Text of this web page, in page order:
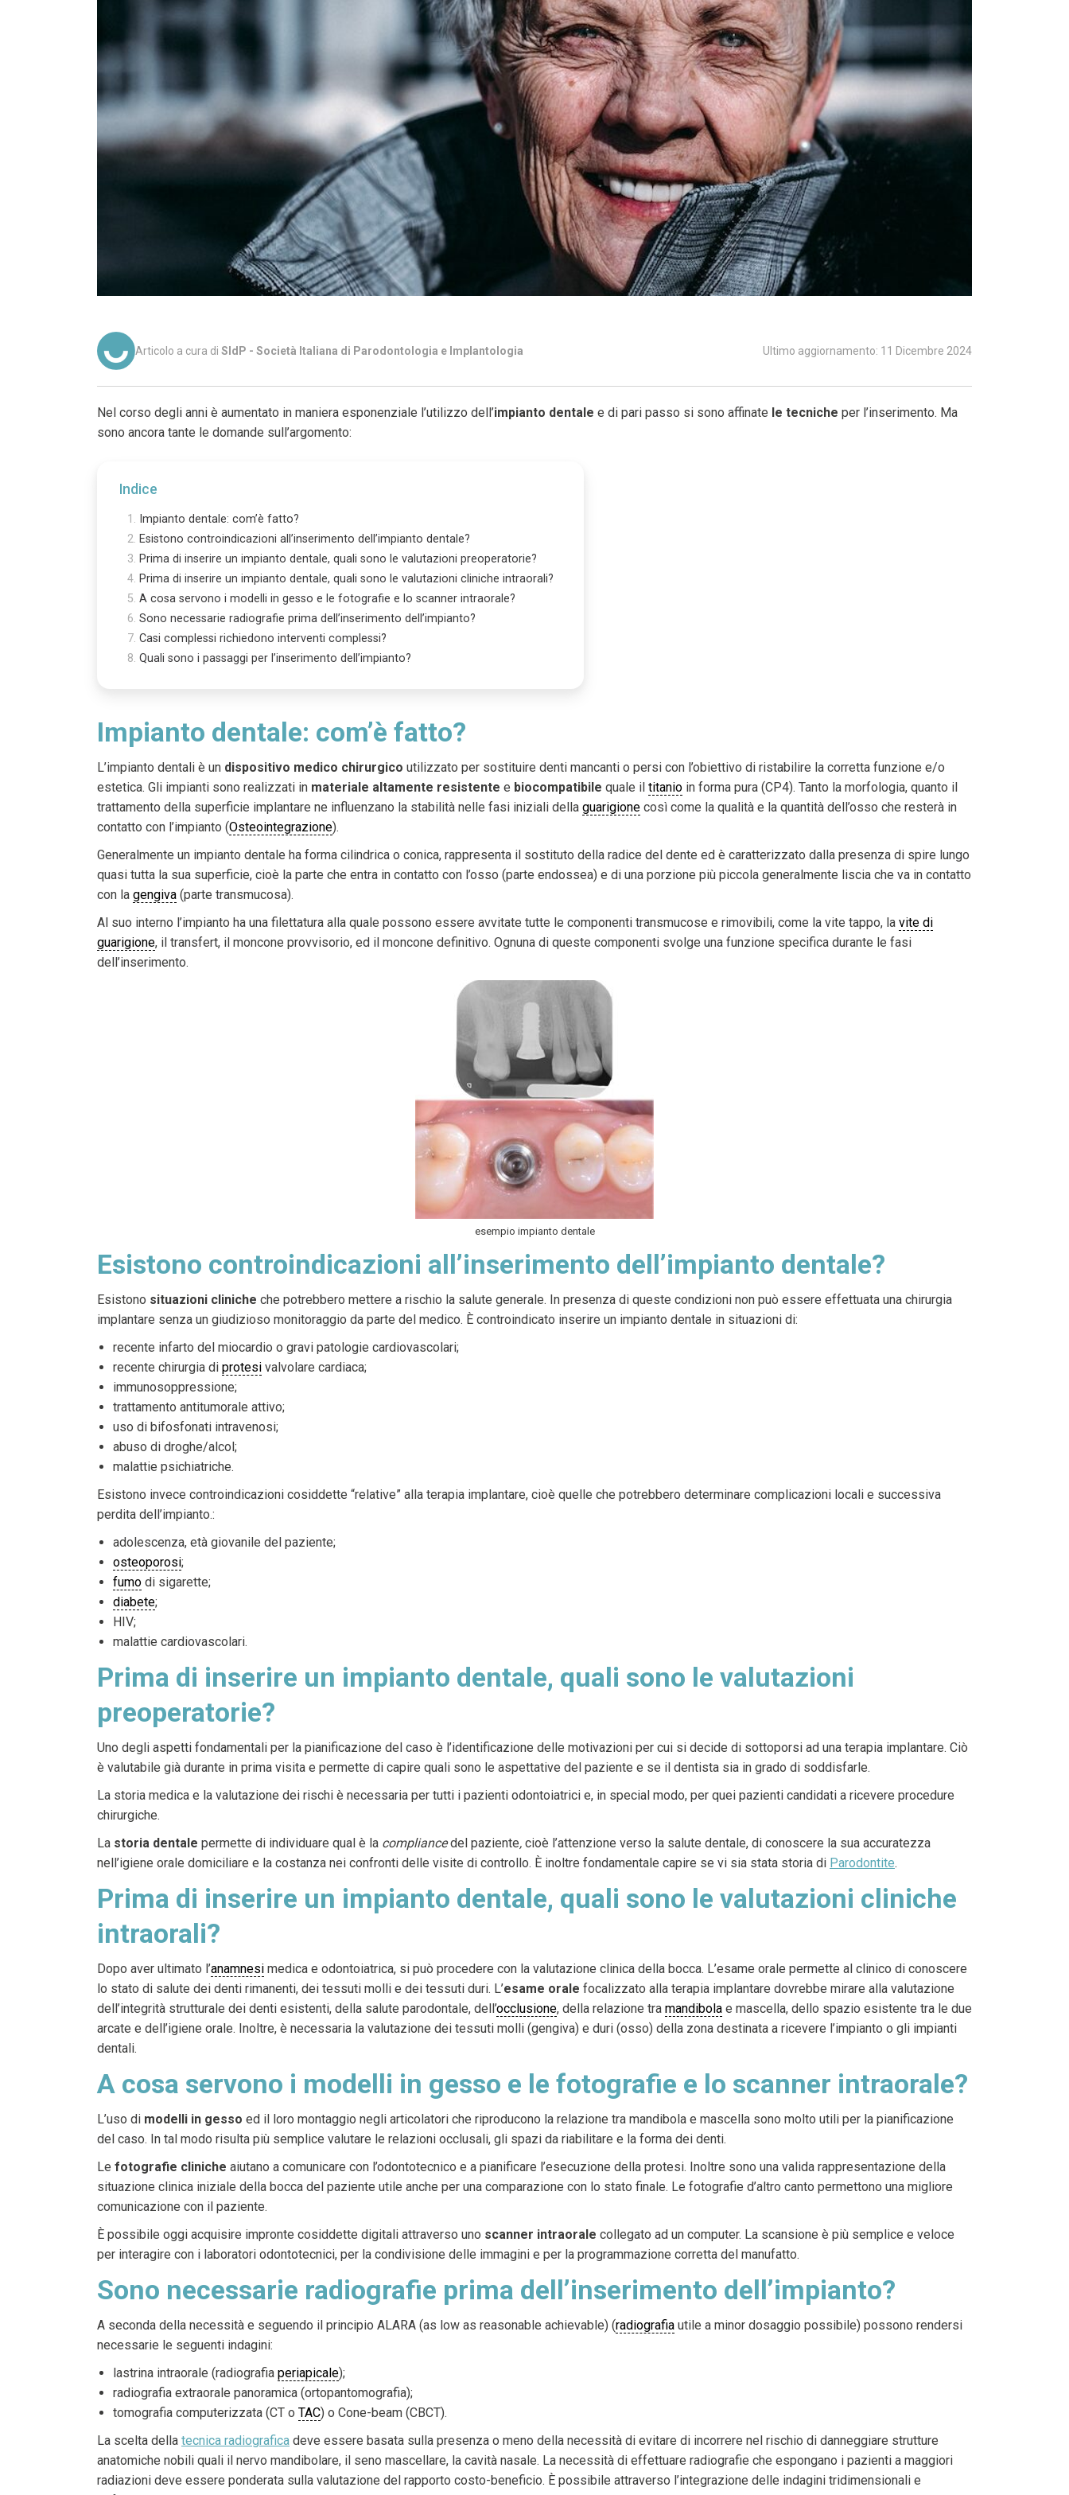
Articolo a cura di SIdP - Società Italiana di Parodontologia e Implantologia Ultimo aggiornamento: 11 Dicembre 2024
Nel corso degli anni è aumentato in maniera esponenziale l’utilizzo dell’impianto dentale e di pari passo si sono affinate le tecniche per l’inserimento. Ma
sono ancora tante le domande sull’argomento:
Indice
Impianto dentale: com’è fatto?
Esistono controindicazioni all’inserimento dell’impianto dentale?
Prima di inserire un impianto dentale, quali sono le valutazioni preoperatorie?
Prima di inserire un impianto dentale, quali sono le valutazioni cliniche intraorali?
A cosa servono i modelli in gesso e le fotografie e lo scanner intraorale?
Sono necessarie radiografie prima dell’inserimento dell’impianto?
Casi complessi richiedono interventi complessi?
Quali sono i passaggi per l’inserimento dell’impianto?
Impianto dentale: com’è fatto?
L’impianto dentali è un dispositivo medico chirurgico utilizzato per sostituire denti mancanti o persi con l’obiettivo di ristabilire la corretta funzione e/o
estetica. Gli impianti sono realizzati in materiale altamente resistente e biocompatibile quale il titanio in forma pura (CP4). Tanto la morfologia, quanto il
trattamento della superficie implantare ne influenzano la stabilità nelle fasi iniziali della guarigione così come la qualità e la quantità dell’osso che resterà in
contatto con l’impianto (Osteointegrazione).
Generalmente un impianto dentale ha forma cilindrica o conica, rappresenta il sostituto della radice del dente ed è caratterizzato dalla presenza di spire lungo
quasi tutta la sua superficie, cioè la parte che entra in contatto con l’osso (parte endossea) e di una porzione più piccola generalmente liscia che va in contatto
con la gengiva (parte transmucosa).
Al suo interno l’impianto ha una filettatura alla quale possono essere avvitate tutte le componenti transmucose e rimovibili, come la vite tappo, la vite di
guarigione, il transfert, il moncone provvisorio, ed il moncone definitivo. Ognuna di queste componenti svolge una funzione specifica durante le fasi
dell’inserimento.
esempio impianto dentale
Esistono controindicazioni all’inserimento dell’impianto dentale?
Esistono situazioni cliniche che potrebbero mettere a rischio la salute generale. In presenza di queste condizioni non può essere effettuata una chirurgia
implantare senza un giudizioso monitoraggio da parte del medico. È controindicato inserire un impianto dentale in situazioni di:
recente infarto del miocardio o gravi patologie cardiovascolari;
recente chirurgia di protesi valvolare cardiaca;
immunosoppressione;
trattamento antitumorale attivo;
uso di bifosfonati intravenosi;
abuso di droghe/alcol;
malattie psichiatriche.
Esistono invece controindicazioni cosiddette “relative” alla terapia implantare, cioè quelle che potrebbero determinare complicazioni locali e successiva
perdita dell’impianto.:
adolescenza, età giovanile del paziente;
osteoporosi;
fumo di sigarette;
diabete;
HIV;
malattie cardiovascolari.
Prima di inserire un impianto dentale, quali sono le valutazioni
preoperatorie?
Uno degli aspetti fondamentali per la pianificazione del caso è l’identificazione delle motivazioni per cui si decide di sottoporsi ad una terapia implantare. Ciò
è valutabile già durante in prima visita e permette di capire quali sono le aspettative del paziente e se il dentista sia in grado di soddisfarle.
La storia medica e la valutazione dei rischi è necessaria per tutti i pazienti odontoiatrici e, in special modo, per quei pazienti candidati a ricevere procedure
chirurgiche.
La storia dentale permette di individuare qual è la compliancedel paziente, cioè l’attenzione verso la salute dentale, di conoscere la sua accuratezza
nell’igiene orale domiciliare e la costanza nei confronti delle visite di controllo. È inoltre fondamentale capire se vi sia stata storia di Parodontite.
Prima di inserire un impianto dentale, quali sono le valutazioni cliniche
intraorali?
Dopo aver ultimato l’anamnesi medica e odontoiatrica, si può procedere con la valutazione clinica della bocca. L’esame orale permette al clinico di conoscere
lo stato di salute dei denti rimanenti, dei tessuti molli e dei tessuti duri. L’esame orale focalizzato alla terapia implantare dovrebbe mirare alla valutazione
dell’integrità strutturale dei denti esistenti, della salute parodontale, dell’occlusione, della relazione tra mandibola e mascella, dello spazio esistente tra le due
arcate e dell’igiene orale. Inoltre, è necessaria la valutazione dei tessuti molli (gengiva) e duri (osso) della zona destinata a ricevere l’impianto o gli impianti
dentali.
A cosa servono i modelli in gesso e le fotografie e lo scanner intraorale?
L’uso di modelli in gesso ed il loro montaggio negli articolatori che riproducono la relazione tra mandibola e mascella sono molto utili per la pianificazione
del caso. In tal modo risulta più semplice valutare le relazioni occlusali, gli spazi da riabilitare e la forma dei denti.
Le fotografie cliniche aiutano a comunicare con l’odontotecnico e a pianificare l’esecuzione della protesi. Inoltre sono una valida rappresentazione della
situazione clinica iniziale della bocca del paziente utile anche per una comparazione con lo stato finale. Le fotografie d’altro canto permettono una migliore
comunicazione con il paziente.
È possibile oggi acquisire impronte cosiddette digitali attraverso uno scanner intraorale collegato ad un computer. La scansione è più semplice e veloce
per interagire con i laboratori odontotecnici, per la condivisione delle immagini e per la programmazione corretta del manufatto.
Sono necessarie radiografie prima dell’inserimento dell’impianto?
A seconda della necessità e seguendo il principio ALARA (as low as reasonable achievable) (radiografia utile a minor dosaggio possibile) possono rendersi
necessarie le seguenti indagini:
lastrina intraorale (radiografia periapicale);
radiografia extraorale panoramica (ortopantomografia);
tomografia computerizzata (CT o TAC) o Cone-beam (CBCT).
La scelta della tecnica radiografica deve essere basata sulla presenza o meno della necessità di evitare di incorrere nel rischio di danneggiare strutture
anatomiche nobili quali il nervo mandibolare, il seno mascellare, la cavità nasale. La necessità di effettuare radiografie che espongano i pazienti a maggiori
radiazioni deve essere ponderata sulla valutazione del rapporto costo-beneficio. È possibile attraverso l’integrazione delle indagini tridimensionali e